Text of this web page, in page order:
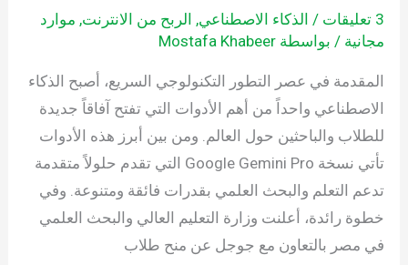
3 تعليقات / الذكاء الاصطناعي, الربح من الانترنت, موارد
مجانية / بواسطة Mostafa Khabeer
المقدمة في عصر التطور التكنولوجي السريع، أصبح الذكاء
الاصطناعي واحداً من أهم الأدوات التي تفتح آفاقاً جديدة
للطلاب والباحثين حول العالم. ومن بين أبرز هذه الأدوات
تأتي نسخة Google Gemini Pro التي تقدم حلولاً متقدمة
تدعم التعلم والبحث العلمي بقدرات فائقة ومتنوعة. وفي
خطوة رائدة، أعلنت وزارة التعليم العالي والبحث العلمي
في مصر بالتعاون مع جوجل عن منح طلاب
كامل